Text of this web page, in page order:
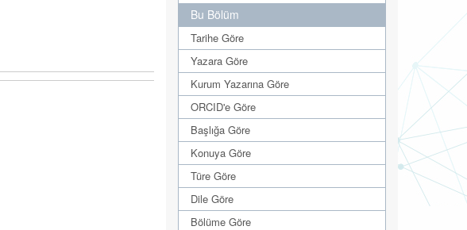
Bu Bölüm
Tarihe Göre
Yazara Göre
Kurum Yazarına Göre
ORCID'e Göre
Başlığa Göre
Konuya Göre
Türe Göre
Dile Göre
Bölüme Göre